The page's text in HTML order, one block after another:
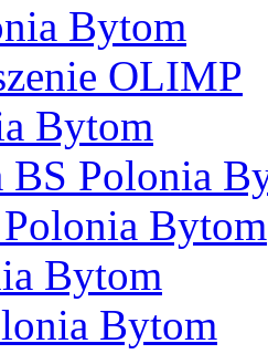
Bytom
OLIMP
Bytom
BS Polonia
Bytom
Bytom
Bytom